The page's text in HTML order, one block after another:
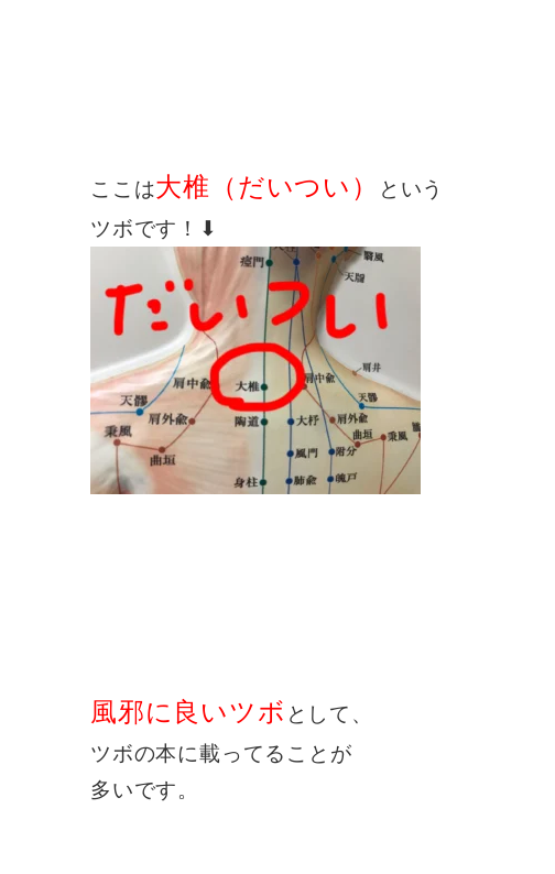
ここは大椎（だいつい）
という
ツボです！⬇︎
風邪に良いツボ として、
ツボの本に載ってることが
多いです。